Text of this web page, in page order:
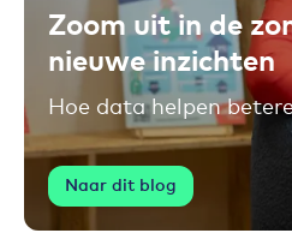
Zoom uit in de
nieuwe inzichten
Hoe data helpen
Naar dit blog